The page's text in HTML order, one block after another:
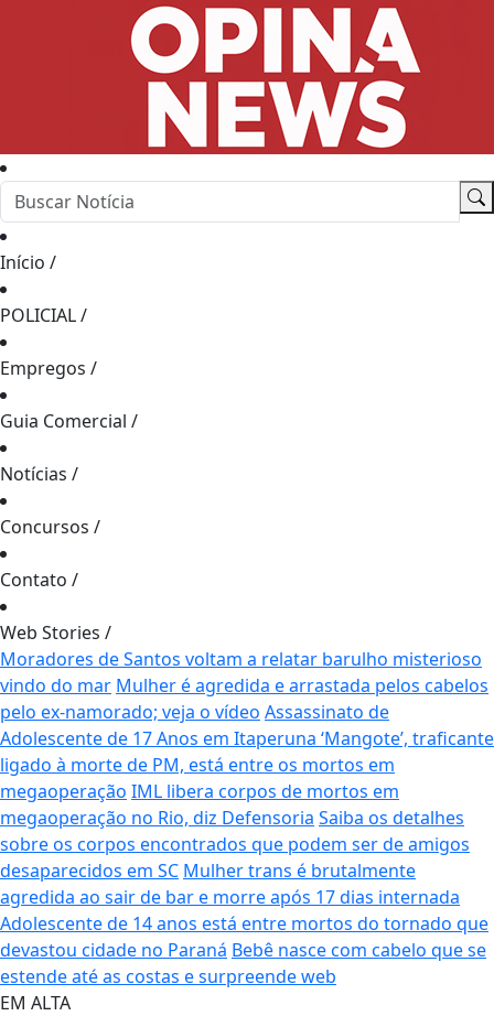
Início /
POLICIAL/
Empregos /
Guia Comercial /
Notícias /
Concursos /
Contato /
Web Stories /
Moradores de Santos voltam a relatar barulho misterioso
vindo do mar Mulher é agredida e arrastada pelos cabelos
pelo ex-namorado; veja o vídeo Assassinato de
Adolescente de 17 Anos em Itaperuna ‘Mangote’, traficante
ligado à morte de PM, está entre os mortos em
megaoperação IML libera corpos de mortos em
megaoperação no Rio, diz Defensoria Saiba os detalhes
sobre os corpos encontrados que podem ser de amigos
desaparecidos em SC Mulher trans é brutalmente
agredida ao sair de bar e morre após 17 dias internada
Adolescente de 14 anos está entre mortos do tornado que
devastou cidade no Paraná Bebê nasce com cabelo que se
estende até as costas e surpreende web
EM ALTA